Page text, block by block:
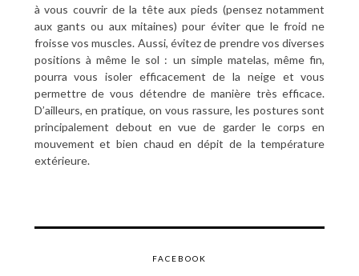
à vous couvrir de la tête aux pieds (pensez notamment
aux gants ou aux mitaines) pour éviter que le froid ne
froisse vos muscles. Aussi, évitez de prendre vos diverses
positions à même le sol : un simple matelas, même fin,
pourra vous isoler efficacement de la neige et vous
permettre de vous détendre de manière très efficace.
D’ailleurs, en pratique, on vous rassure, les postures sont
principalement debout en vue de garder le corps en
mouvement et bien chaud en dépit de la température
extérieure.
FACEBOOK